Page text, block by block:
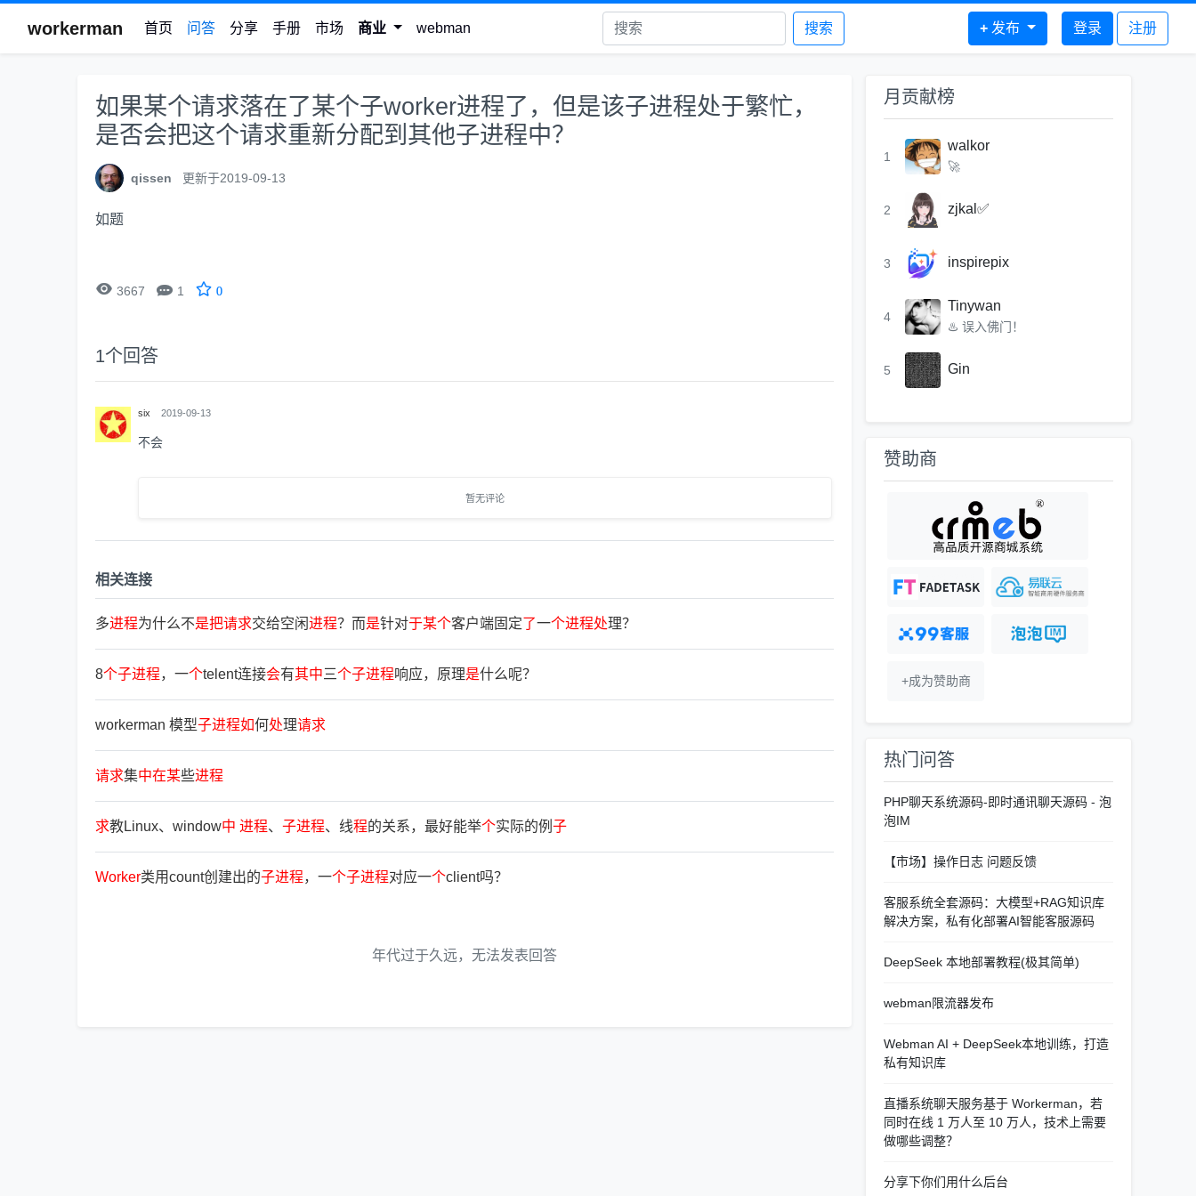
workerman 首页 问答 分享 手册 市场 商业 webman 搜索 + 发布 登录 注册
如果某个请求落在了某个子worker进程了，但是该子进程处于繁忙，
是否会把这个请求重新分配到其他子进程中？
qissen 更新于2019-09-13
如题
 3667  1 0
1个回答
six 2019-09-13
不会
暂无评论
相关连接
多进程为什么不是把请求交给空闲进程？而是针对于某个客户端固定了一个进程处理？
8个子进程，一个telent连接会有其中三个子进程响应，原理是什么呢？
workerman 模型子进程如何处理请求
请求集中在某些进程
求教Linux、window中 进程、 子进程、线程的关系，最好能举个实际的例 子
Worker类用count创建出的子进程，一个子进程对应一个client吗？
年代过于久远，无法发表回答
月贡献榜
1
walkor
🚀
2 zjkal✅
3 inspirepix
4
Tinywan
♨️ 误入佛门！
5 Gin
赞助商
+成为赞助商
热门问答
PHP聊天系统源码-即时通讯聊天源码 - 泡
泡IM
【市场】操作日志 问题反馈
客服系统全套源码：大模型+RAG知识库
解决方案，私有化部署AI智能客服源码
DeepSeek 本地部署教程(极其简单)
webman限流器发布
Webman AI + DeepSeek本地训练，打造
私有知识库
直播系统聊天服务基于 Workerman，若
同时在线 1 万人至 10 万人，技术上需要
做哪些调整？
分享下你们用什么后台